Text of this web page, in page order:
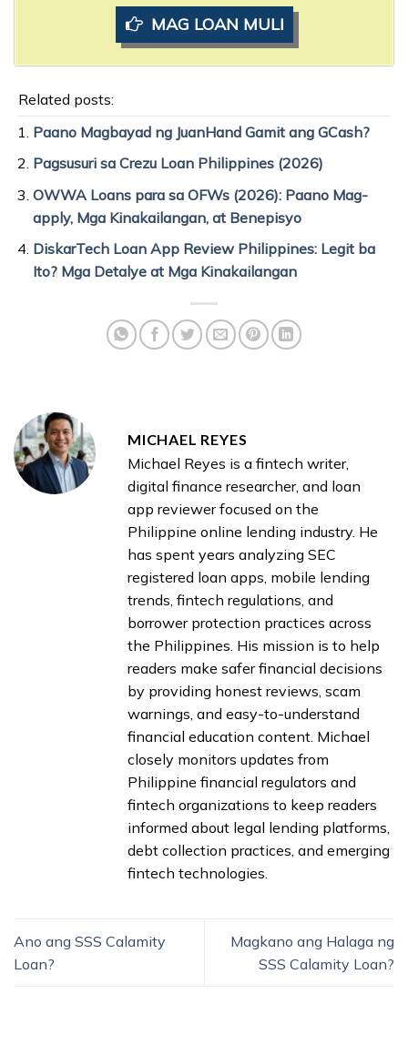
MAG LOAN MULI
Related posts:
Paano Magbayad ng JuanHand Gamit ang GCash?
Pagsusuri sa Crezu Loan Philippines (2026)
OWWA Loans para sa OFWs (2026): Paano Mag-
apply, Mga Kinakailangan, at Benepisyo
DiskarTech Loan App Review Philippines: Legit ba
Ito? Mga Detalye at Mga Kinakailangan
MICHAEL REYES
Michael Reyes is a fintech writer,
digital finance researcher, and loan
app reviewer focused on the
Philippine online lending industry. He
has spent years analyzing SEC
registered loan apps, mobile lending
trends, fintech regulations, and
borrower protection practices across
the Philippines. His mission is to help
readers make safer financial decisions
by providing honest reviews, scam
warnings, and easy-to-understand
financial education content. Michael
closely monitors updates from
Philippine financial regulators and
fintech organizations to keep readers
informed about legal lending platforms,
debt collection practices, and emerging
fintech technologies.
Ano ang SSS Calamity
Loan?
Magkano ang Halaga ng
SSS Calamity Loan?